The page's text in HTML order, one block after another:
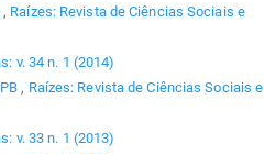
, Raízes: Revista de Ciências Sociais e
v. 34 n. 1 (2014)
, Raízes: Revista de Ciências Sociais e
v. 33 n. 1 (2013)